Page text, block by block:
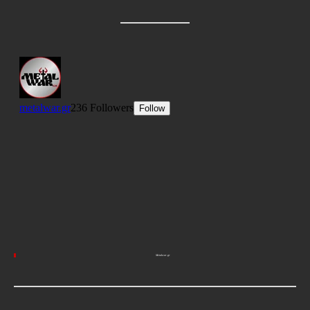
Metalwar.gr